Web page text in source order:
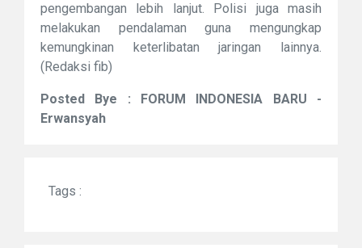
pengembangan lebih lanjut. Polisi juga masih
melakukan pendalaman guna mengungkap
kemungkinan keterlibatan jaringan lainnya.
(Redaksi fib)
Posted Bye : FORUM INDONESIA BARU -
Erwansyah
Tags :